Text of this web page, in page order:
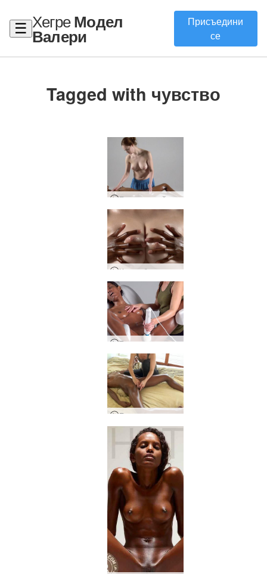
☰ ХегреМодел
Валери
Присъедини
се
Tagged with чувство
Еротичен рейки масаж
Черно-бял масаж на гърди
Троен магически оргазъм масаж
Еротичен масаж на легло